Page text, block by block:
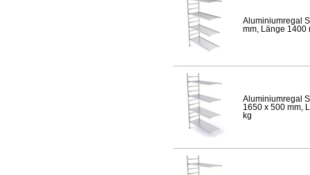
Aluminiumregal
mm, Länge 1400
Aluminiumregal
1650 x 500 mm,
kg